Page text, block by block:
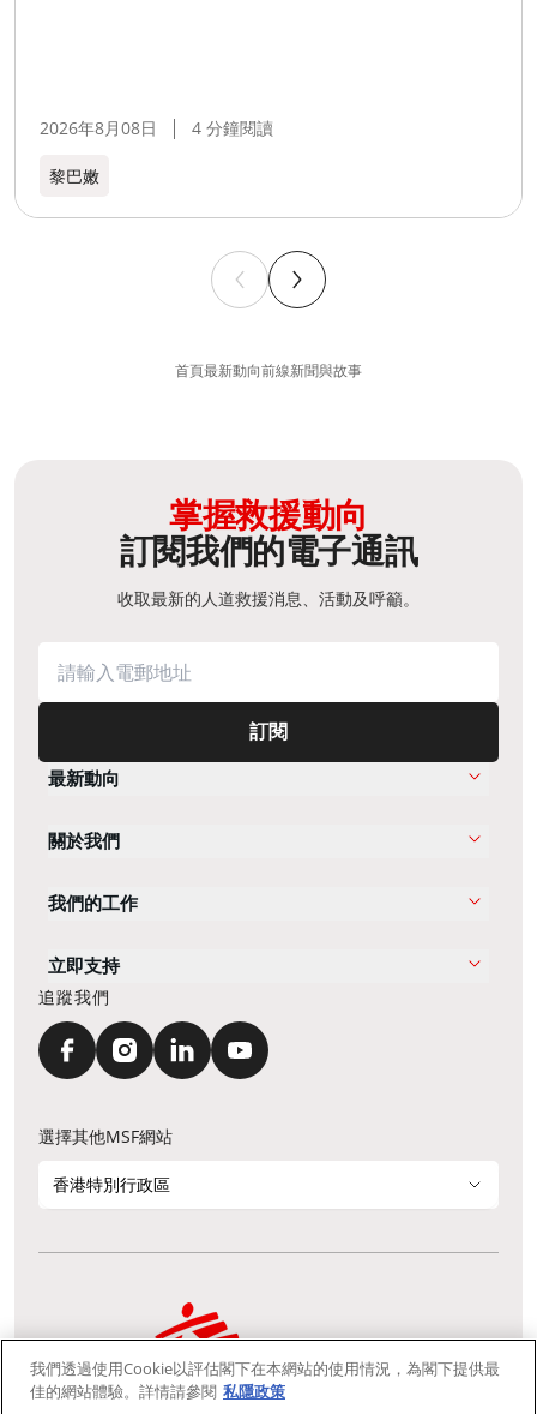
2026年8月08日 4 分鐘閱讀
黎巴嫩​
首頁最新動向前線新聞與故事
掌握救援動向
訂閱我們的電子通訊
收取最新的人道救援消息、活動及呼籲。
訂閱
最新動向
關於我們
我們的工作
立即支持
追蹤我們
選擇其他MSF網站
香港特別行政區
通訊資料更新 鳴謝 私隱聲明
我們採用安全通訊端層 (Secure Socket Layer, SSL) 協定，有助保障敏感
我們透過使用Cookie以評估閣下在本網站的使用情況，為閣下提供最
佳的網站體驗。詳情請參閱 私隱政策